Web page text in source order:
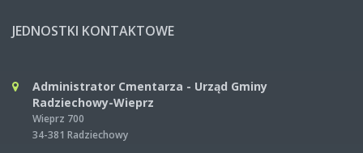
JEDNOSTKI KONTAKTOWE
Administrator Cmentarza - Urząd Gminy
Radziechowy-Wieprz
Wieprz 700
34-381 Radziechowy